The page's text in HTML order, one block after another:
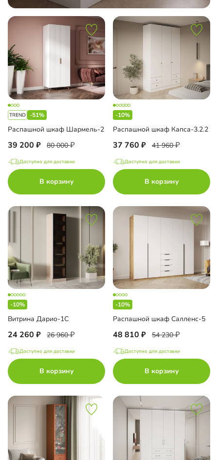
-51%
Распашной шкаф Шармель-2
39 200 80 000
Доступно для доставки
В корзину
-10%
Распашной шкаф Капса-3.2.2
37 760 41 960
Доступно для доставки
В корзину
-10%
Витрина Дарио-1С
24 260 26 960
Доступно для доставки
В корзину
-10%
Распашной шкаф Салленс-5
48 810 54 230
Доступно для доставки
В корзину